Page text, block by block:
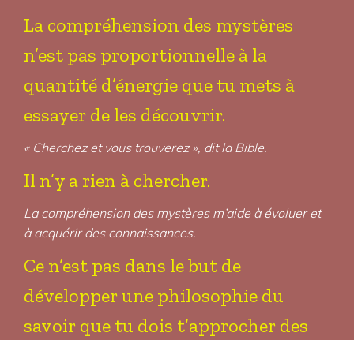
La compréhension des mystères
n’est pas proportionnelle à la
quantité d’énergie que tu mets à
essayer de les découvrir.
« Cherchez et vous trouverez », dit la Bible.
Il n’y a rien à chercher.
La compréhension des mystères m’aide à évoluer et
à acquérir des connaissances.
Ce n’est pas dans le but de
développer une philosophie du
savoir que tu dois t’approcher des